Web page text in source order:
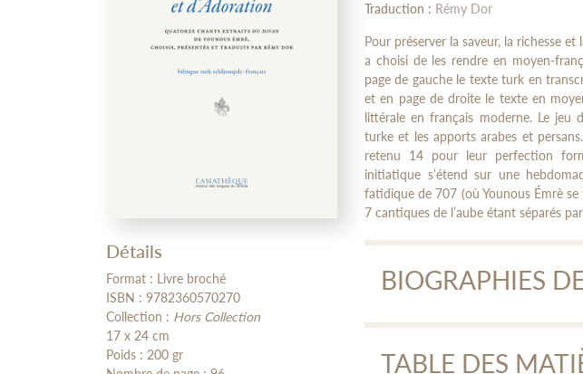
Détails
Format : Livre broché
ISBN : 9782360570270
Collection : Hors Collection
17 x 24 cm
Poids : 200 gr
Traduction : Rémy Dor
Pour préserver la saveur, la richesse
a choisi de les rendre en moyen-
page de gauche le texte turk en
et en page de droite le texte en
littérale en français moderne. Le jeu
turke et les apports arabes et
retenu 14 pour leur perfection
initiatique s’étend sur une
fatidique de 707 (où Younous Émrè
7 cantiques de l’aube étant séparés
BIOGRAPHIES
TABLE DES